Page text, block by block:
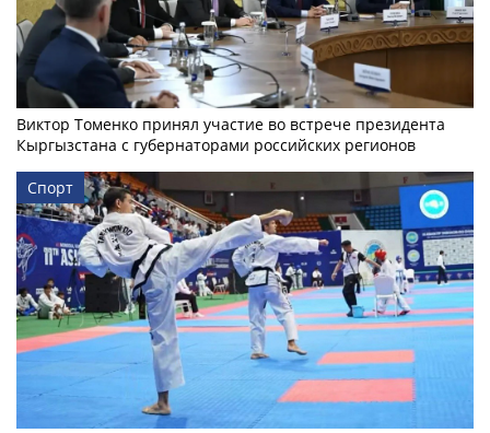
Виктор Томенко принял участие во встрече президента
Кыргызстана с губернаторами российских регионов
Спорт